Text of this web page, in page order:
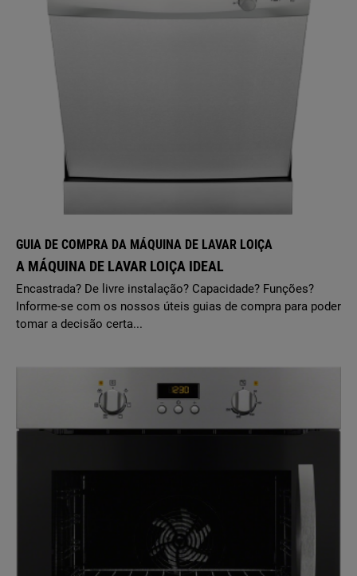
GUIA DE COMPRA DA MÁQUINA DE LAVAR LOIÇA
A MÁQUINA DE LAVAR LOIÇA IDEAL
Encastrada? De livre instalação? Capacidade? Funções?
Informe-se com os nossos úteis guias de compra para poder
tomar a decisão certa...